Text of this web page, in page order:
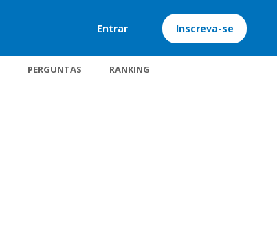
Entrar Inscreva-se
PERGUNTAS RANKING